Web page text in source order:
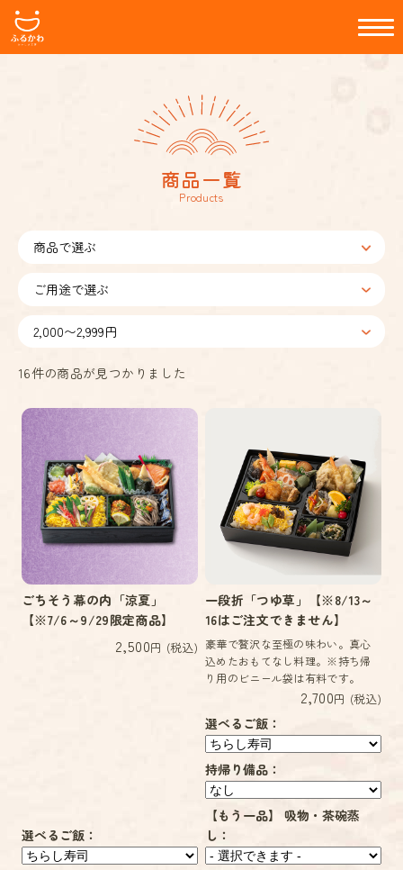
商品一覧
Products
16件の商品が見つかりました
ごちそう幕の内「涼夏」
【※7/6～9/29限定商品】
2,500円 (税込)
選べるご飯：
一段折「つゆ草」【※8/13～
16はご注文できません】
豪華で贅沢な至極の味わい。真心
込めたおもてなし料理。※持ち帰
り用のビニール袋は有料です。
2,700円 (税込)
選べるご飯：
持帰り備品：
【もう一品】 吸物・茶碗蒸
し：